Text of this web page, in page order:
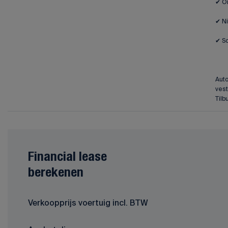
✔
✔
✔
Financial lease
berekenen
Verkoopprijs voertuig incl. BTW